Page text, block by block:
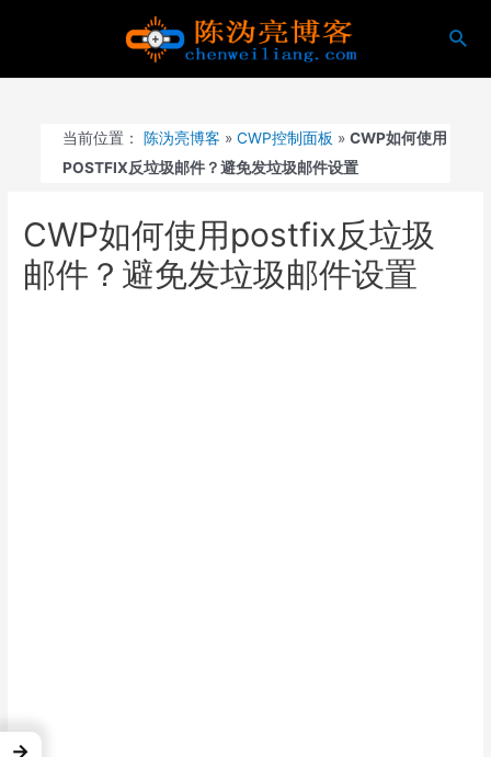
搜
当前位置： 陈沩亮博客 »CWP控制面板 »CWP如何使用
POSTFIX反垃圾邮件？避免发垃圾邮件设置
CWP如何使用postfix反垃圾
邮件？避免发垃圾邮件设置
→